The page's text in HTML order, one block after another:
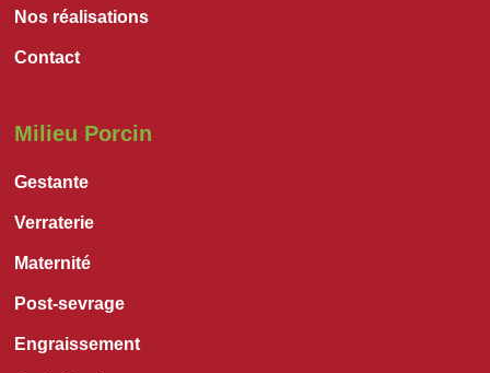
Nos réalisations
Contact
Milieu Porcin
Gestante
Verraterie
Maternité
Post-sevrage
Engraissement